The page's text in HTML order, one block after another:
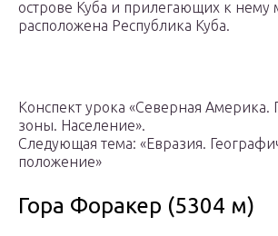
острове Куба и прилегающих к нему
расположена Республика Куба.
Конспект урока «Северная
зоны. Население».
Следующая тема: «Евразия.
положение»
Гора Форакер (5304 м)